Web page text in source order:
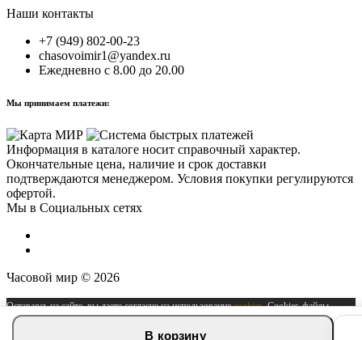
В корзину
Наши контакты
+7 (949) 802-00-23
chasovoimir1@yandex.ru
Ежедневно с 8.00 до 20.00
Мы принимаем платежи:
Информация в каталоге носит справочный характер.
Окончательные цена, наличие и срок доставки
подтверждаются менеджером. Условия покупки регулируются
офертой.
Мы в Социальных сетях
Часовой мир © 2026
Оставаясь на сайте, вы даете согласие на использованиеcookies. Cookies-файлы
можно отключить в любое время в настройках вашего браузера.